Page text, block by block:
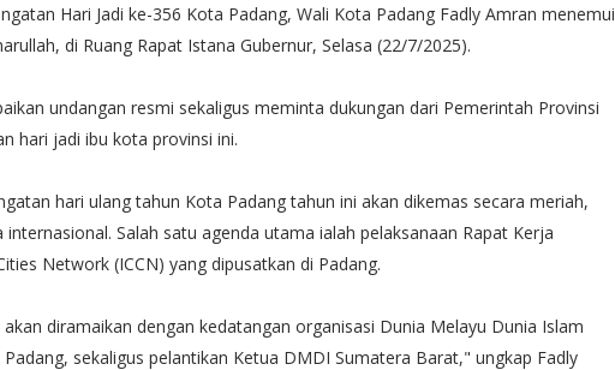
Hari Jadi ke-356 Kota Padang, Wali Kota Padang Fadly Amran menemui
di Ruang Rapat Istana Gubernur, Selasa (22/7/2025).
undangan resmi sekaligus meminta dukungan dari Pemerintah Provinsi
hari jadi ibu kota provinsi ini.
hari ulang tahun Kota Padang tahun ini akan dikemas secara meriah,
Salah satu agenda utama ialah pelaksanaan Rapat Kerja
Network (ICCN) yang dipusatkan di Padang.
akan diramaikan dengan kedatangan organisasi Dunia Melayu Dunia Islam
sekaligus pelantikan Ketua DMDI Sumatera Barat," ungkap Fadly